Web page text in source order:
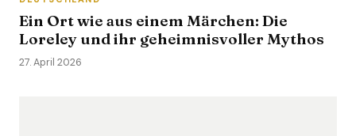
Ein Ort wie aus einem Märchen: Die
Loreley und ihr geheimnisvoller Mythos
27. April 2026